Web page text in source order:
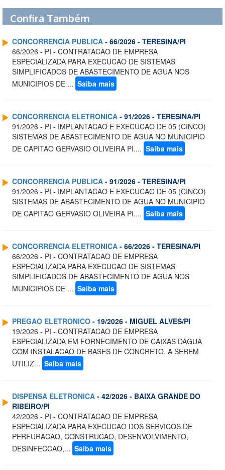
Confira Também
CONCORRENCIA PUBLICA - 66/2026 - TERESINA/PI
66/2026 - PI - CONTRATACAO DE EMPRESA
ESPECIALIZADA PARA EXECUCAO DE SISTEMAS
SIMPLIFICADOS DE ABASTECIMENTO DE AGUA NOS
MUNICIPIOS DE ... Saiba mais
CONCORRENCIA ELETRONICA - 91/2026 - TERESINA/PI
91/2026 - PI - IMPLANTACAO E EXECUCAO DE 05 (CINCO)
SISTEMAS DE ABASTECIMENTO DE AGUA NO MUNICIPIO
DE CAPITAO GERVASIO OLIVEIRA PI.... Saiba mais
CONCORRENCIA PUBLICA - 91/2026 - TERESINA/PI
91/2026 - PI - IMPLANTACAO E EXECUCAO DE 05 (CINCO)
SISTEMAS DE ABASTECIMENTO DE AGUA NO MUNICIPIO
DE CAPITAO GERVASIO OLIVEIRA PI.... Saiba mais
CONCORRENCIA ELETRONICA - 66/2026 - TERESINA/PI
66/2026 - PI - CONTRATACAO DE EMPRESA
ESPECIALIZADA PARA EXECUCAO DE SISTEMAS
SIMPLIFICADOS DE ABASTECIMENTO DE AGUA NOS
MUNICIPIOS DE ... Saiba mais
PREGAO ELETRONICO - 19/2026 - MIGUEL ALVES/PI
19/2026 - PI - CONTRATACAO DE EMPRESA
ESPECIALIZADA EM FORNECIMENTO DE CAIXAS DAGUA
COM INSTALACAO DE BASES DE CONCRETO, A SEREM
UTILIZ... Saiba mais
DISPENSA ELETRONICA - 42/2026 - BAIXA GRANDE DO
RIBEIRO/PI
42/2026 - PI - CONTRATACAO DE EMPRESA
ESPECIALIZADA PARA EXECUCAO DOS SERVICOS DE
PERFURACAO, CONSTRUCAO, DESENVOLVIMENTO,
DESINFECCAO,... Saiba mais